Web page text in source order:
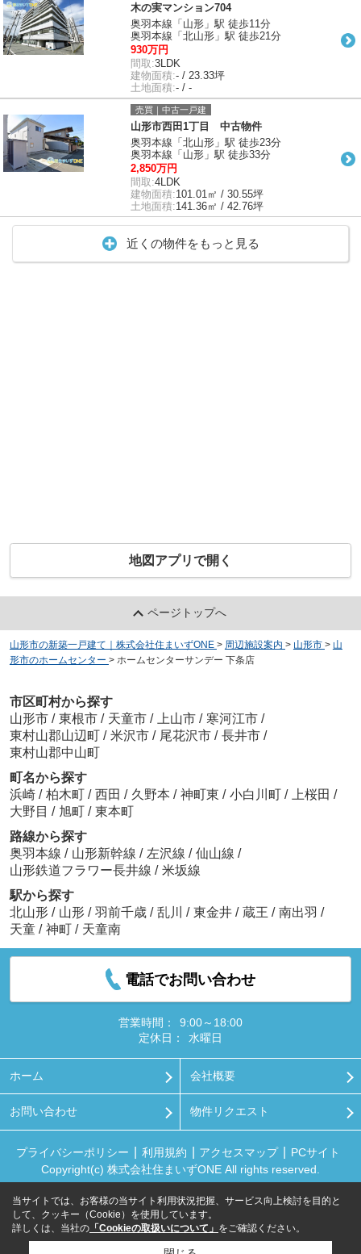
木の実マンション704
奥羽本線「山形」駅 徒歩11分
奥羽本線「北山形」駅 徒歩21分
930万円
間取:3LDK
建物面積:- / 23.33坪
土地面積:- / -
売買｜中古一戸建
山形市西田1丁目 中古物件
奥羽本線「北山形」駅 徒歩23分
奥羽本線「山形」駅 徒歩33分
2,850万円
間取:4LDK
建物面積:101.01㎡ / 30.55坪
土地面積:141.36㎡ / 42.76坪
近くの物件をもっと見る
地図アプリで開く
ページトップへ
山形市の新築一戸建て｜株式会社住まいずONE > 周辺施設案内 > 山形市 > 山
形市のホームセンター > ホームセンターサンデー 下条店
市区町村から探す
山形市 / 東根市 / 天童市 / 上山市 / 寒河江市 /
東村山郡山辺町 / 米沢市 / 尾花沢市 / 長井市 /
東村山郡中山町
町名から探す
浜崎 / 柏木町 / 西田 / 久野本 / 神町東 / 小白川町 / 上桜田 /
大野目 / 旭町 / 東本町
路線から探す
奥羽本線 / 山形新幹線 / 左沢線 / 仙山線 /
山形鉄道フラワー長井線 / 米坂線
駅から探す
北山形 / 山形 / 羽前千歳 / 乱川 / 東金井 / 蔵王 / 南出羽 /
天童 / 神町 / 天童南
電話でお問い合わせ
営業時間：
9:00～18:00
定休日：
水曜日
ホーム 会社概要
お問い合わせ 物件リクエスト
プライバシーポリシー 利用規約 アクセスマップ
PCサイト
Copyright(c) 株式会社住まいずONE All rights reserved.
当サイトでは、お客様の当サイト利用状況把握、サービス向上検討を目的と
して、クッキー（Cookie）を使用しています。
詳しくは、当社の 「Cookieの取扱いについて」 をご確認ください。